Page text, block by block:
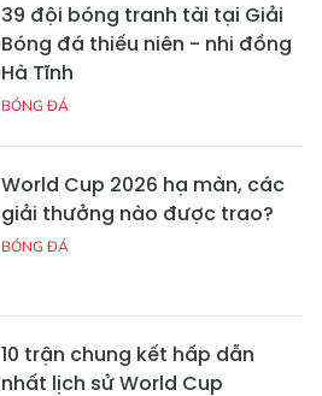
39 đội bóng tranh tài tại Giải
Bóng đá thiếu niên - nhi đồng
Hà Tĩnh
BÓNG ĐÁ
World Cup 2026 hạ màn, các
giải thưởng nào được trao?
BÓNG ĐÁ
10 trận chung kết hấp dẫn
nhất lịch sử World Cup